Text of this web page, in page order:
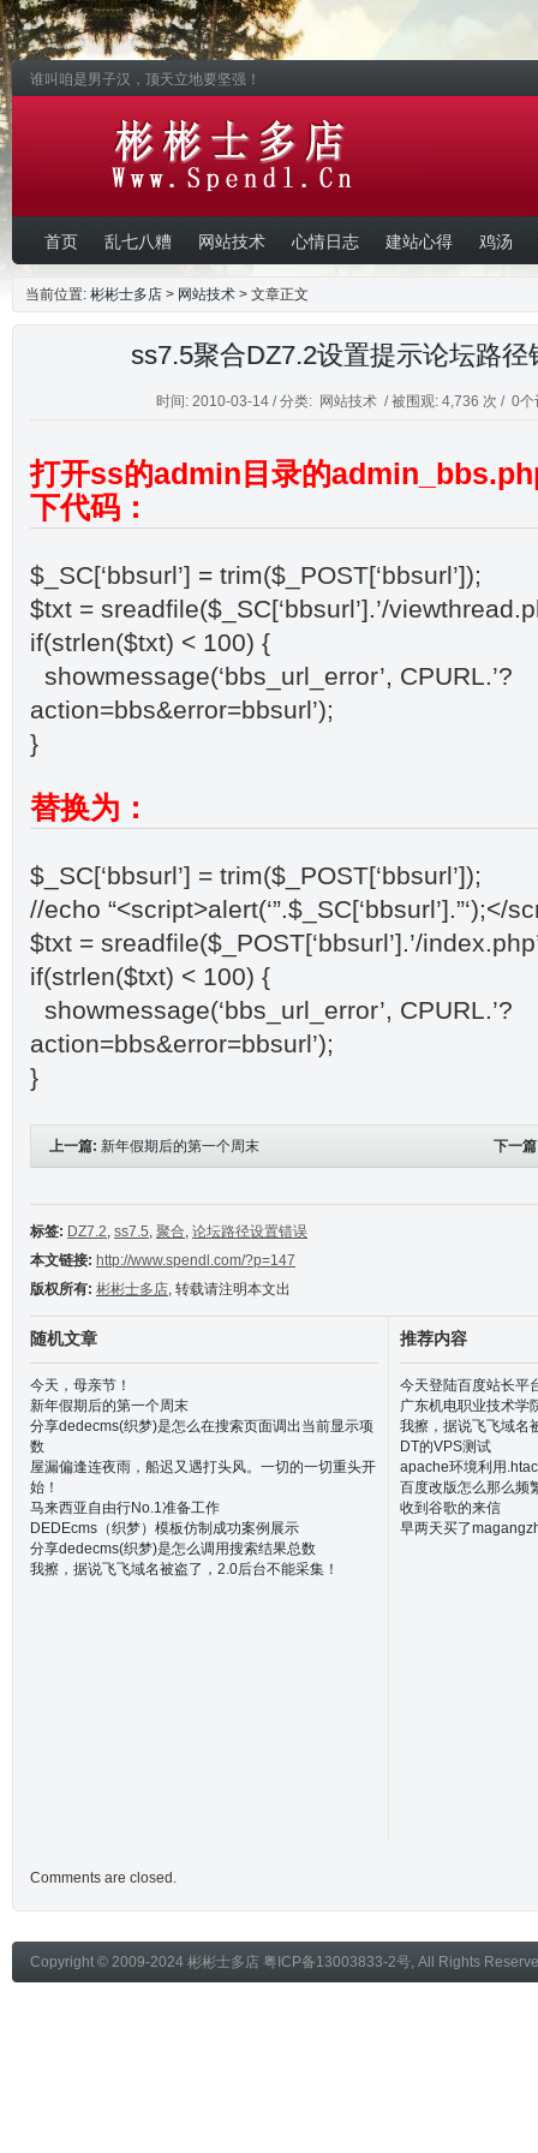
谁叫咱是男子汉，顶天立地要坚强！
首页 乱七八糟 网站技术 心情日志 建站心得 鸡汤
当前位置: 彬彬士多店 > 网站技术 > 文章正文
ss7.5聚合DZ7.2设置提示论坛路径
时间: 2010-03-14 / 分类: 网站技术 / 被围观: 4,736 次 / 0个
打开ss的admin目录的
下代码：
$_SC[‘bbsurl’] = trim($_POST[‘bbsurl’]);
$txt = sreadfile($_SC[‘bbsurl’].’/
if(strlen($txt) < 100) {
showmessage(‘bbs_url_error’, CPURL.’?
action=bbs&error=bbsurl’);
}
替换为：
$_SC[‘bbsurl’] = trim($_POST[‘bbsurl’]);
//echo “<script>alert(‘”.$_SC[‘bbsurl’].”‘);</
$txt = sreadfile($_POST[‘bbsurl’].’/
if(strlen($txt) < 100) {
showmessage(‘bbs_url_error’, CPURL.’?
action=bbs&error=bbsurl’);
}
上一篇: 新年假期后的第一个周末 下一
标签: DZ7.2, ss7.5, 聚合, 论坛路径设置错误
本文链接: http://www.spendl.com/?p=147
版权所有: 彬彬士多店, 转载请注明本文出
随机文章
今天，母亲节！
新年假期后的第一个周末
分享dedecms(织梦)是怎么在搜索页面调出当前显示项
数
屋漏偏逢连夜雨，船迟又遇打头风。一切的一切重头开
始！
马来西亚自由行No.1准备工作
DEDEcms（织梦）模板仿制成功案例展示
分享dedecms(织梦)是怎么调用搜索结果总数
我擦，据说飞飞域名被盗了，2.0后台不能采集！
推荐内容
今天登陆百度站长平
广东机电职业技术学
我擦，据说飞飞域名
DT的VPS测试
apache环境利用
百度改版怎么那么频
收到谷歌的来信
早两天买了
Comments are closed.
Copyright © 2009-2024 彬彬士多店 粤ICP备13003833-2号, All Rights